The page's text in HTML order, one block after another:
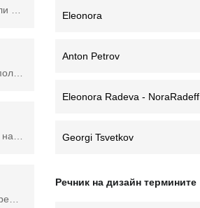
Eleonora
Anton Petrov
Eleonora Radeva - NoraRadeff
Georgi Tsvetkov
Речник на дизайн термините